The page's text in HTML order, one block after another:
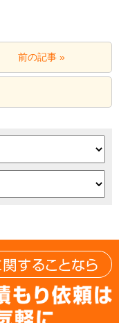
前の記事 »